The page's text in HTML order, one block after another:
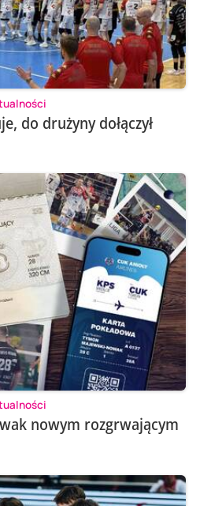
do drużyny dołączył
nowym rozgrwającym